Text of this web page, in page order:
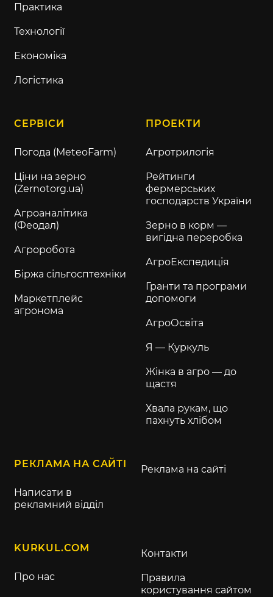
Практика
Технології
Економіка
Логістика
СЕРВІСИ
Погода (MeteoFarm)
Ціни на зерно
(Zernotorg.ua)
Агроаналітика
(Феодал)
Агроробота
Біржа сільгосптехніки
Маркетплейс
агронома
ПРОЕКТИ
Агротрилогія
Рейтинги
фермерських
господарств України
Зерно в корм —
вигідна переробка
АгроЕкспедиція
Гранти та програми
допомоги
АгроОсвіта
Я — Куркуль
Жінка в агро — до
щастя
Хвала рукам, що
пахнуть хлібом
РЕКЛАМА НА САЙТІ
Написати в
рекламний відділ
Реклама на сайті
KURKUL.COM
Про нас
Контакти
Правила
користування сайтом